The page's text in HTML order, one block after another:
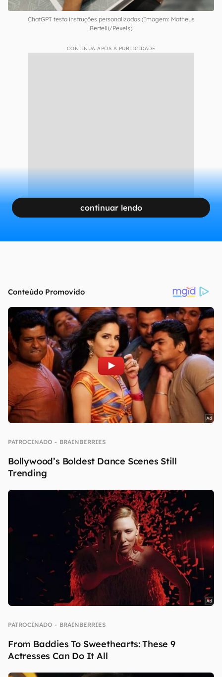
ChatGPT testa instruções personalizadas (Imagem: Matheus
Bertelli/Pexels)
CONTINUA APÓS A PUBLICIDADE
continuar lendo